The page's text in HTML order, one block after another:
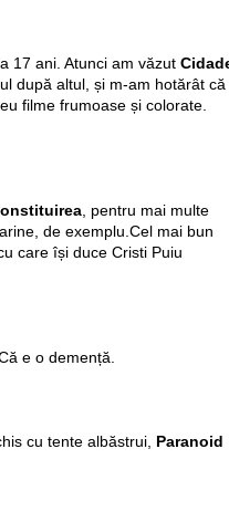
17 ani. Atunci am văzut
după altul, și m-am hotărât că
filme frumoase și colorate.
, pentru mai multe
de exemplu.Cel mai bun
care își duce Cristi Puiu
e o demență.
cu tente albăstrui, Paranoid